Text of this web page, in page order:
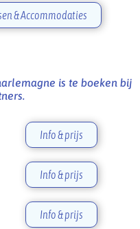
& Accommodaties
is te boeken bij
Info & prijs
Info & prijs
Info & prijs